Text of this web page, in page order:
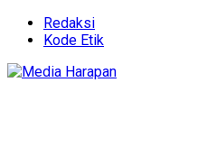
Redaksi
Kode Etik